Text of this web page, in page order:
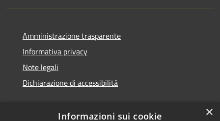
Amministrazione trasparente
Informativa privacy
Note legali
Dichiarazione di accessibilità
×
Informazioni sui cookie